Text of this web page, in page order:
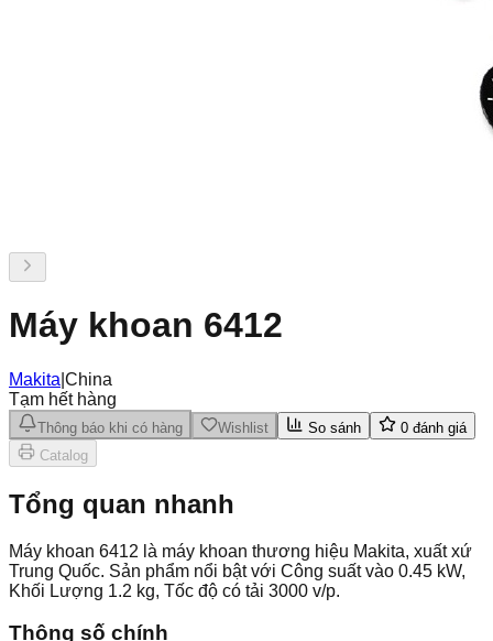
Máy khoan 6412
Makita China
Tạm hết hàng
Thông báo khi có hàng Wishlist So sánh 0 đánh giá
Catalog
Tổng quan nhanh
Máy khoan 6412 là máy khoan thương hiệu Makita, xuất xứ
Trung Quốc. Sản phẩm nổi bật với Công suất vào 0.45 kW,
Khối Lượng 1.2 kg, Tốc độ có tải 3000 v/p.
Thông số chính